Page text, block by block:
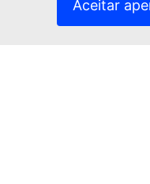
Aceitar